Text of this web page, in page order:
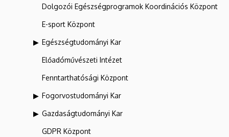
Dolgozói Egészségprogramok Koordinációs Központ
E-sport Központ
Egészségtudományi Kar
Előadóművészeti Intézet
Fenntarthatósági Központ
Fogorvostudományi Kar
Gazdaságtudományi Kar
GDPR Központ